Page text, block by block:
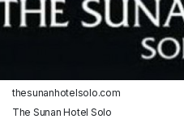
thesunanhotelsolo.com
The Sunan Hotel Solo